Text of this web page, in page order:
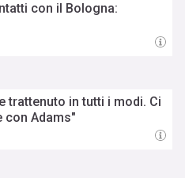
con il Bologna:
trattenuto in tutti i modi. Ci
con Adams"